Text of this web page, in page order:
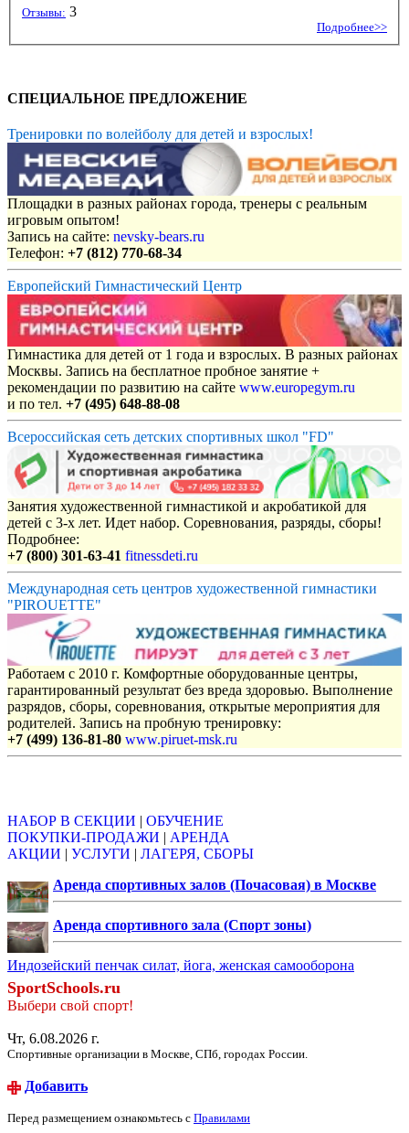
Отзывы: 3
Подробнее>>
СПЕЦИАЛЬНОЕ ПРЕДЛОЖЕНИЕ
Тренировки по волейболу для детей и взрослых!
Площадки в разных районах города, тренеры с реальным
игровым опытом!
Запись на сайте: nevsky-bears.ru
Телефон: +7 (812) 770-68-34
Европейский Гимнастический Центр
Гимнастика для детей от 1 года и взрослых. В разных районах
Москвы. Запись на бесплатное пробное занятие +
рекомендации по развитию на сайте www.europegym.ru
и по тел. +7 (495) 648-88-08
Всероссийская сеть детских спортивных школ "FD"
Занятия художественной гимнастикой и акробатикой для
детей с 3-х лет. Идет набор. Соревнования, разряды, сборы!
Подробнее:
+7 (800) 301-63-41 fitnessdeti.ru
Международная сеть центров художественной гимнастики
"PIROUETTE"
Работаем с 2010 г. Комфортные оборудованные центры,
гарантированный результат без вреда здоровью. Выполнение
разрядов, сборы, соревнования, открытые мероприятия для
родителей. Запись на пробную тренировку:
+7 (499) 136-81-80 www.piruet-msk.ru
НАБОР В СЕКЦИИ | ОБУЧЕНИЕ
ПОКУПКИ-ПРОДАЖИ | АРЕНДА
АКЦИИ | УСЛУГИ | ЛАГЕРЯ, СБОРЫ
Аренда спортивных залов (Почасовая) в Москве
Аренда спортивного зала (Спорт зоны)
Индозейский пенчак силат, йога, женская самооборона
SportSchools.ru
Выбери свой спорт!
Чт, 6.08.2026 г.
Спортивные организации в Москве, СПб, городах России.
Добавить
Перед размещением ознакомьтесь с Правилами